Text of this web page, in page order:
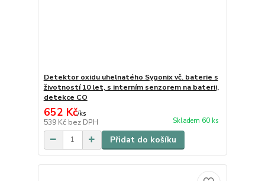
Detektor oxidu uhelnatého Sygonix vč. baterie s
životností 10 let, s interním senzorem na baterii,
detekce CO
652 Kč/ks
539 Kč bez DPH Skladem 60 ks
Přidat do košíku